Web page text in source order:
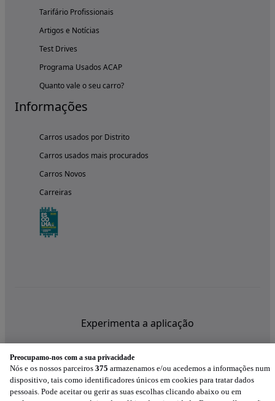
Tarifário Profissionais
Artigos e Notícias
Test Drives
Programa Usados ACAP
Quanto vale o seu carro?
Informações
Carros usados por Distrito
Carros usados mais procurados
Carros Novos
Carreiras
Experimenta a aplicação
Preocupamo-nos com a sua privacidade
Nós e os nossos parceiros 375 armazenamos e/ou acedemos a informações num
dispositivo, tais como identificadores únicos em cookies para tratar dados
pessoais. Pode aceitar ou gerir as suas escolhas clicando abaixo ou em